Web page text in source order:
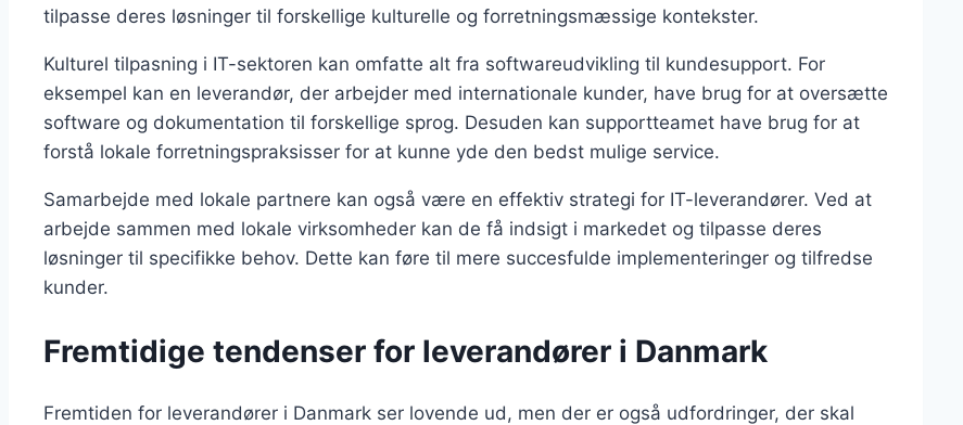
tilpasse deres løsninger til forskellige kulturelle og forretningsmæssige kontekster.
Kulturel tilpasning i IT-sektoren kan omfatte alt fra softwareudvikling til kundesupport. For
eksempel kan en leverandør, der arbejder med internationale kunder, have brug for at oversætte
software og dokumentation til forskellige sprog. Desuden kan supportteamet have brug for at
forstå lokale forretningspraksisser for at kunne yde den bedst mulige service.
Samarbejde med lokale partnere kan også være en effektiv strategi for IT-leverandører. Ved at
arbejde sammen med lokale virksomheder kan de få indsigt i markedet og tilpasse deres
løsninger til specifikke behov. Dette kan føre til mere succesfulde implementeringer og tilfredse
kunder.
Fremtidige tendenser for leverandører i Danmark
Fremtiden for leverandører i Danmark ser lovende ud, men der er også udfordringer, der skal